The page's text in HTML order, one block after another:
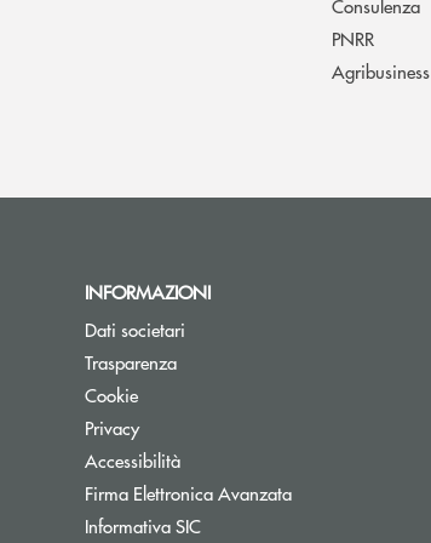
Consulenza
PNRR
Agribusiness
INFORMAZIONI
Dati societari
Trasparenza
Cookie
Privacy
Accessibilità
Firma Elettronica Avanzata
Informativa SIC